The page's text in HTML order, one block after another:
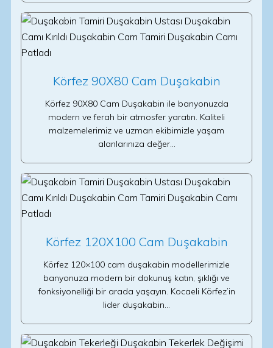
Körfez 90X80 Cam Duşakabin
Körfez 90X80 Cam Duşakabin ile banyonuzda
modern ve ferah bir atmosfer yaratın. Kaliteli
malzemelerimiz ve uzman ekibimizle yaşam
alanlarınıza değer…
Körfez 120X100 Cam Duşakabin
Körfez 120×100 cam duşakabin modellerimizle
banyonuza modern bir dokunuş katın, şıklığı ve
fonksiyonelliği bir arada yaşayın. Kocaeli Körfez’in
lider duşakabin…